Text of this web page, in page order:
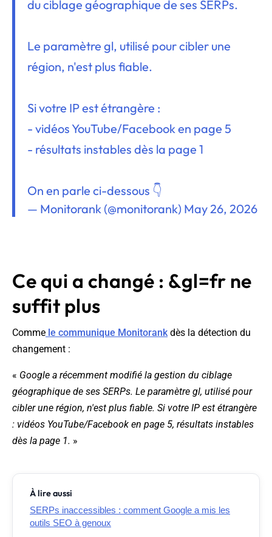
du ciblage géographique de ses SERPs.
Le paramètre gl, utilisé pour cibler une
région, n'est plus fiable.
Si votre IP est étrangère :
- vidéos YouTube/Facebook en page 5
- résultats instables dès la page 1
On en parle ci-dessous 👇
— Monitorank (@monitorank) May 26, 2026
Ce qui a changé : &gl=fr ne
suffit plus
Comme le communique Monitorankdès la détection du
changement :
« Google a récemment modifié la gestion du ciblage
géographique de ses SERPs. Le paramètre gl, utilisé pour
cibler une région, n'est plus fiable. Si votre IP est étrangère
: vidéos YouTube/Facebook en page 5, résultats instables
dès la page 1. »
À lire aussi
SERPs inaccessibles : comment Google a mis les
outils SEO à genoux